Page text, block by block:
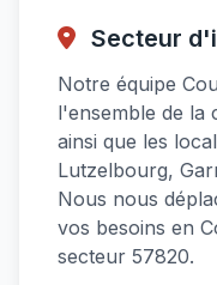
Secteur
Notre équipe
l'ensemble de la
ainsi que les
Lutzelbourg,
Nous nous
vos besoins en
secteur 57820.